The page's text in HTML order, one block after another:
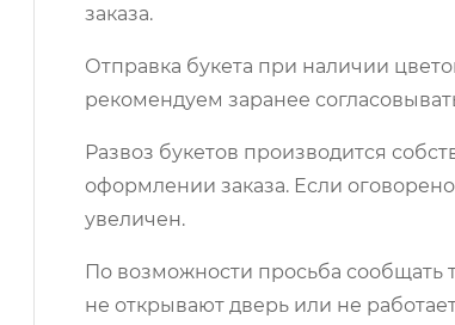
заказа.
Отправка букета при наличии
рекомендуем заранее
Развоз букетов производится
оформлении заказа. Если
увеличен.
По возможности просьба сообщать
не открывают дверь или не